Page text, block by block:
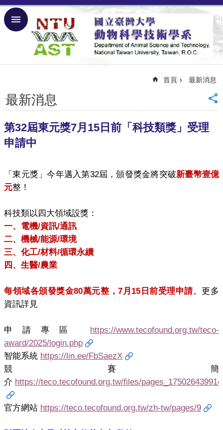
跳到主要內容區塊
頁
台
大
網
導
覽
English
關
系
最
息
員
學
術
成
果
課
首頁 最新消息
最新消息
第32屆東元獎7月15日前「科技類獎」受理
申請中
「東元獎」今年邁入第32屆，頒發獎金將突破新臺幣壹億
元整！
科技類以四大領域設獎：
一、電機/資訊/通訊
二、機械/能源/環境
三、化工/材料/循環永續
四、生醫/農業
每領域各頒發獎金80萬元整，7月 15 日前受理申請。更多
資訊詳見
申請專區
https://www.tecofound.org.tw/teco-
award/2025/login.php
智能系統 https://lin.ee/FbSaezX
競賽簡
介 https://teco.tecofound.org.tw/files/
官方網站 https://teco.tecofound.org.tw/zh-tw/pages/9